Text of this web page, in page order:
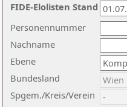
Nachname
Ebene
Personennummer
Bundesland
Spgem./Kreis/Verein
FIDE-Elolisten Stand